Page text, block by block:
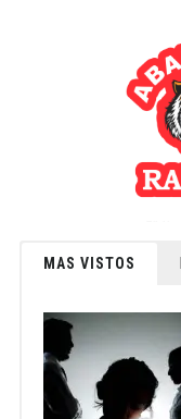
MAS VISTOS